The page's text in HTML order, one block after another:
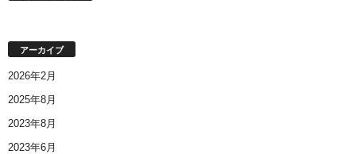
アーカイブ
2026年2月
2025年8月
2023年8月
2023年6月